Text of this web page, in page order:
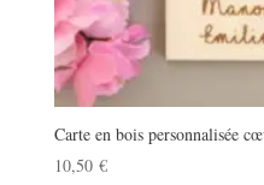
Carte en bois personnalisée
10,50 €